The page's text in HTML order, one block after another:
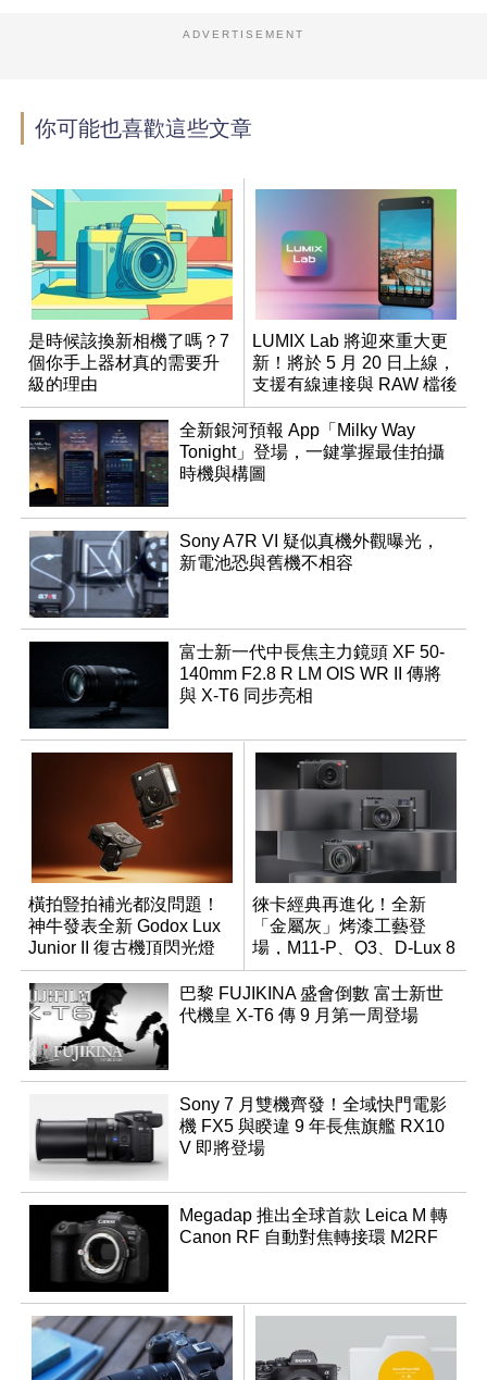
ADVERTISEMENT
你可能也喜歡這些文章
是時候該換新相機了嗎？7
個你手上器材真的需要升
級的理由
LUMIX Lab 將迎來重大更
新！將於 5 月 20 日上線，
支援有線連接與 RAW 檔後
製
全新銀河預報 App「Milky Way
Tonight」登場，一鍵掌握最佳拍攝
時機與構圖
Sony A7R VI 疑似真機外觀曝光，
新電池恐與舊機不相容
富士新一代中長焦主力鏡頭 XF 50-
140mm F2.8 R LM OIS WR II 傳將
與 X-T6 同步亮相
橫拍豎拍補光都沒問題！
神牛發表全新 Godox Lux
Junior II 復古機頂閃光燈
徠卡經典再進化！全新
「金屬灰」烤漆工藝登
場，M11-P、Q3、D-Lux 8
領銜換裝
巴黎 FUJIKINA 盛會倒數 富士新世
代機皇 X-T6 傳 9 月第一周登場
Sony 7 月雙機齊發！全域快門電影
機 FX5 與睽違 9 年長焦旗艦 RX10
V 即將登場
Megadap 推出全球首款 Leica M 轉
Canon RF 自動對焦轉接環 M2RF